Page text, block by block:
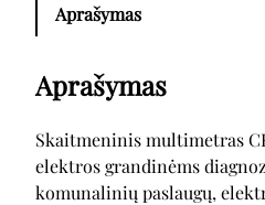
Aprašymas
Aprašymas
Skaitmeninis multimetras
elektros grandinėms
komunalinių paslaugų,